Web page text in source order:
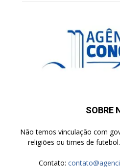
SOBRE
Não temos vinculação com
religiões ou times de
Contato: